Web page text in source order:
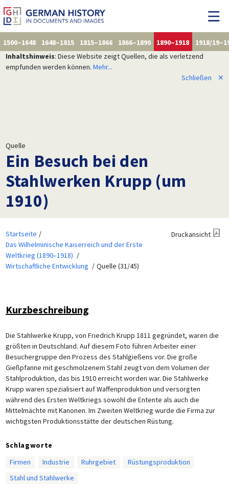
1500–1648 1648–1815 1815–1866 1866–1890 1890–1918
1918/
Inhaltshinweis: Diese Website zeigt Quellen, die als verletzend
empfunden werden können. Mehr...
Schließen
✕
Quelle
Ein Besuch bei den
Stahlwerken Krupp (um
1910)
Startseite
Das Wilhelminische Kaiserreich und der Erste
Weltkrieg (1890–1918)
Wirtschaftliche Entwicklung
Quelle (31/45)
Druckansicht
Kurzbeschreibung
Die Stahlwerke Krupp, von Friedrich Krupp 1811 gegründet, waren die
größten in Deutschland. Auf diesem Foto führen Arbeiter einer
Besuchergruppe den Prozess des Stahlgießens vor. Die große
Gießpfanne mit geschmolzenem Stahl zeugt von dem Volumen der
Stahlproduktion, das bis 1910 erreicht worden war. Die Stahlwerke
Krupp waren spezialisiert auf Waffenproduktion und versorgten
während des Ersten Weltkriegs sowohl die Entente als auch die
Mittelmächte mit Kanonen. Im Zweiten Weltkrieg wurde die Firma zur
wichtigsten Produktionsstätte der deutschen Rüstung.
Schlagworte
Firmen
Industrie Ruhrgebiet
Rüstungsproduktion
Stahl und Stahlwerke